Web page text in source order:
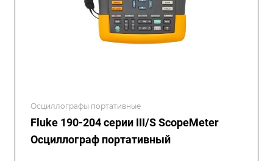
Осциллографы портативные
Fluke 190-204 серии III/S ScopeMeter
Осциллограф портативный